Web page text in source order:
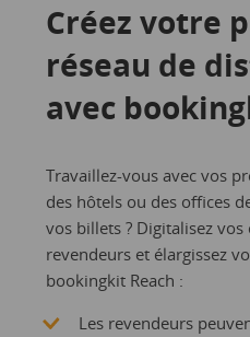
Créez votre
réseau de
avec
Travaillez-vous avec vos
des hôtels ou des offices
vos billets ? Digitalisez
revendeurs et élargissez
bookingkit Reach :
Les revendeurs